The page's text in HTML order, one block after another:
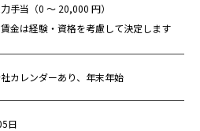
手当（0 ～ 20,000 円）
賃金は経験・資格を考慮して決定します
カレンダーあり、年末年始
日